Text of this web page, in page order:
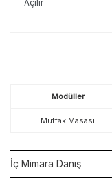
Açılır
Modüller
Mutfak Masası
İç Mimara Danış